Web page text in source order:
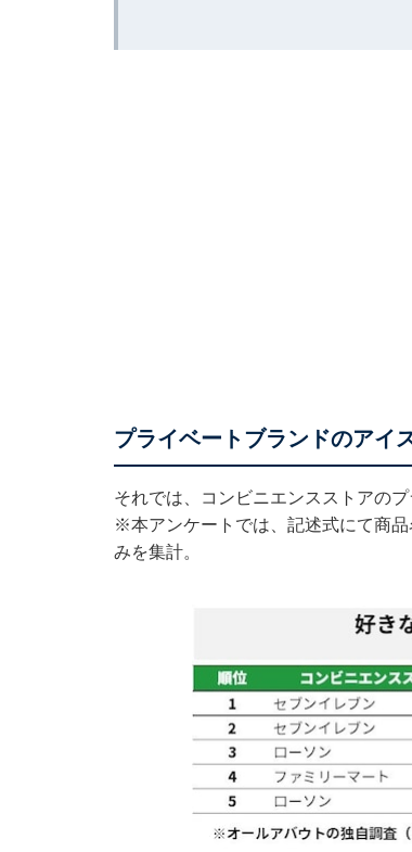
プライベートブランドのアイ
それでは、コンビニエンスストアの
※本アンケートでは、記述式にて商
みを集計。